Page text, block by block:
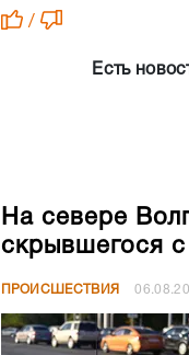
/
Есть
На севере
скрывшегося
ПРОИСШЕСТВИЯ